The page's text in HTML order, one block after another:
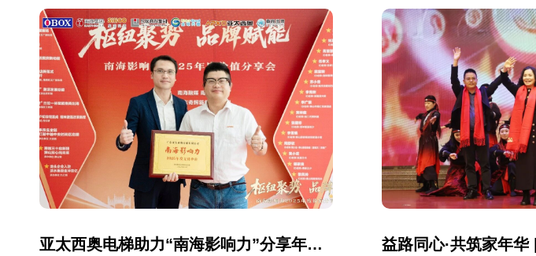
亚太西奥电梯助力“南海影响力”分享年会，共筑区域品牌生态